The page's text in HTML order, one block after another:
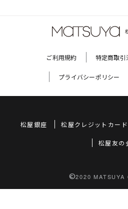
ご利用規約 特定商取引
プライバシーポリシー
松屋銀座 松屋クレジットカード
松屋友の
©2020 MATSUYA